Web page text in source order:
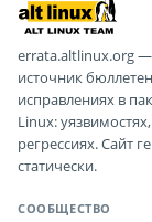
errata.altlinux.org
источник
исправлениях в
Linux:
регрессиях. Сайт
статически.
СООБЩЕСТВО